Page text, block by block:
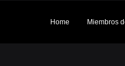
Home Miembros